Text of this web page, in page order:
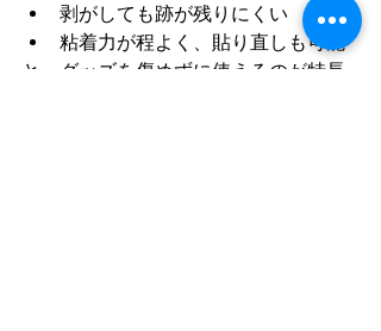
剥がしても跡が残りにくい
粘着力が程よく、貼り直しも可能
と、グッズを傷めずに使えるのが特長